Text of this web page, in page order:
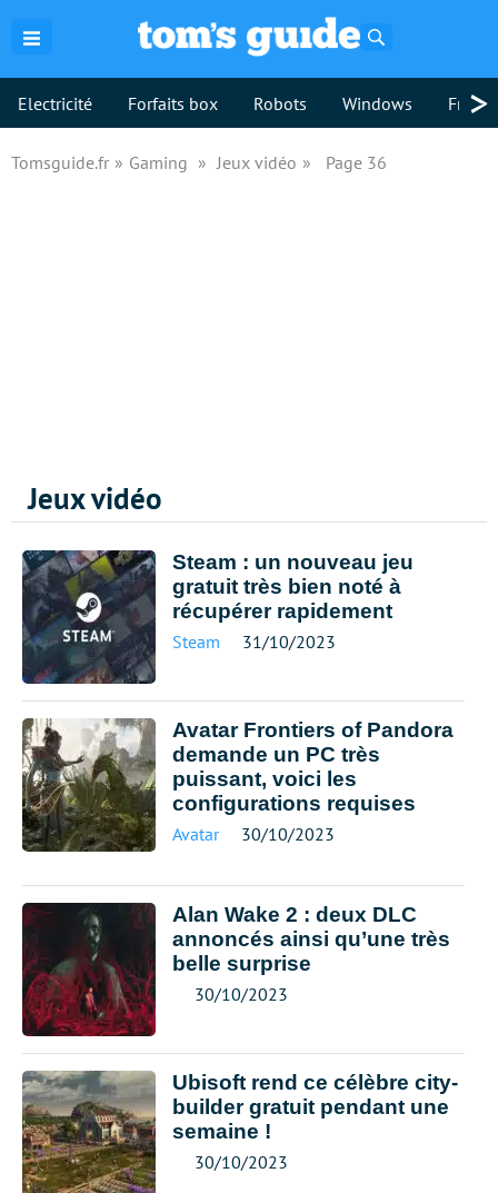
Electricité Forfaits box Robots Windows >
Tomsguide.fr Gaming Jeux vidéo Page 36
Jeux vidéo
Steam : un nouveau jeu
gratuit très bien noté à
récupérer rapidement
Steam 31/10/2023
Avatar Frontiers of Pandora
demande un PC très
puissant, voici les
configurations requises
Avatar 30/10/2023
Alan Wake 2 : deux DLC
annoncés ainsi qu’une très
belle surprise
30/10/2023
Ubisoft rend ce célèbre city-
builder gratuit pendant une
semaine !
30/10/2023